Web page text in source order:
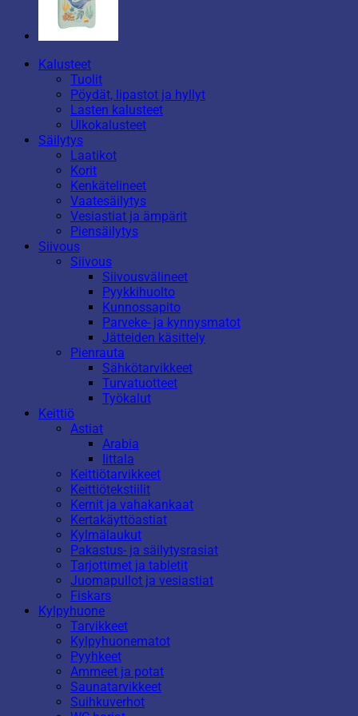
Kalusteet
Tuolit
Pöydät, lipastot ja hyllyt
Lasten kalusteet
Ulkokalusteet
Säilytys
Laatikot
Korit
Kenkätelineet
Vaatesäilytys
Vesiastiat ja ämpärit
Piensäilytys
Siivous
Siivous
Siivousvälineet
Pyykkihuolto
Kunnossapito
Parveke- ja kynnysmatot
Jätteiden käsittely
Pienrauta
Sähkötarvikkeet
Turvatuotteet
Työkalut
Keittiö
Astiat
Arabia
Iittala
Keittiötarvikkeet
Keittiötekstiilit
Kernit ja vahakankaat
Kertakäyttöastiat
Kylmälaukut
Pakastus- ja säilytysrasiat
Tarjottimet ja tabletit
Juomapullot ja vesiastiat
Fiskars
Kylpyhuone
Tarvikkeet
Kylpyhuonematot
Pyyhkeet
Ammeet ja potat
Saunatarvikkeet
Suihkuverhot